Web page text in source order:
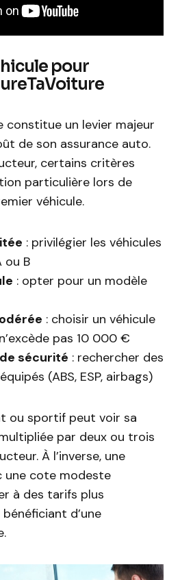
pour
constitue un levier majeur
de son assurance auto.
certains critères
particulière lors de
véhicule.
: privilégier les véhicules
ou B
: opter pour un modèle
: choisir un véhicule
pas 10 000 €
sécurité : rechercher des
(ABS, ESP, airbags)
ou sportif peut voir sa
par deux ou trois
À l’inverse, une
une cote modeste
à des tarifs plus
d’une